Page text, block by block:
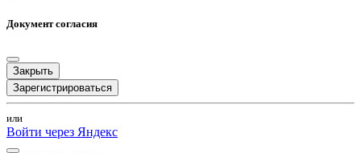
Документ согласия
Закрыть
Зарегистрироваться
или
Войти через Яндекс